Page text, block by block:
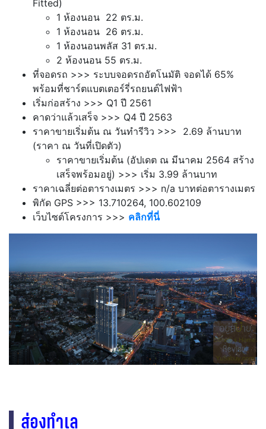
Fitted)
1 ห้องนอน 22 ตร.ม.
1 ห้องนอน 26 ตร.ม.
1 ห้องนอนพลัส 31 ตร.ม.
2 ห้องนอน 55 ตร.ม.
ที่จอดรถ >>> ระบบจอดรถอัตโนมัติ จอดได้ 65%
พร้อมที่ชาร์ตแบตเตอร์รี่รถยนต์ไฟฟ้า
เริ่มก่อสร้าง >>> Q1 ปี 2561
คาดว่าแล้วเสร็จ >>> Q4 ปี 2563
ราคาขายเริ่มต้น ณ วันทำรีวิว >>> 2.69 ล้านบาท
(ราคา ณ วันที่เปิดตัว)
ราคาขายเริ่มต้น (อัปเดต ณ มีนาคม 2564 สร้าง
เสร็จพร้อมอยู่) >>> เริ่ม 3.99 ล้านบาท
ราคาเฉลี่ยต่อตารางเมตร >>> n/a บาทต่อตารางเมตร
พิกัด GPS >>> 13.710264, 100.602109
เว็บไซต์โครงการ >>> คลิกที่นี่
ส่องทำเล